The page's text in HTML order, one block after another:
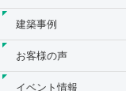
建築事例
お客様の声
イベント情報